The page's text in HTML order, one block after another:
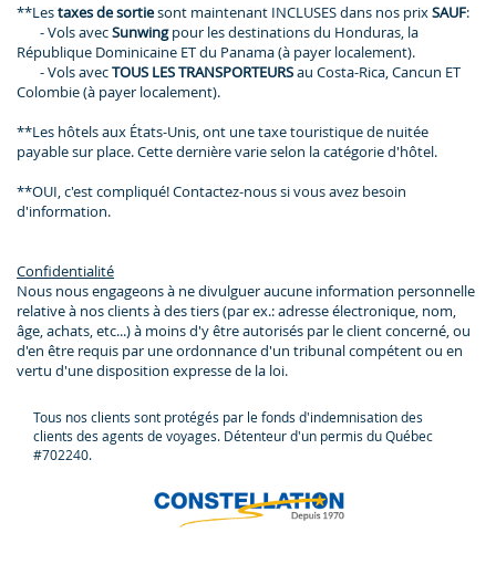
**Lestaxes de sortiesont maintenant INCLUSES dans nos prixSAUF:
- Vols avecSunwingpour les destinations du Honduras, la
République Dominicaine ET du Panama (à payer localement).
- Vols avecTOUS LES TRANSPORTEURSau Costa-Rica, Cancun ET
Colombie (à payer localement).
**Les hôtels aux États-Unis, ont une taxe touristique de nuitée
payable sur place. Cette dernière varie selon la catégorie d'hôtel.
**OUI, c'est compliqué! Contactez-nous si vous avez besoin
d'information.
Confidentialité
Nous nous engageons à ne divulguer aucune information personnelle
relative à nos clients à des tiers (par ex.: adresse électronique, nom,
âge, achats, etc...) à moins d'y être autorisés par le client concerné, ou
d'en être requis par une ordonnance d'un tribunal compétent ou en
vertu d'une disposition expresse de la loi.
Tous nos clients sont protégés par le fonds d'indemnisation des
clients des agents de voyages. Détenteur d'un permis du Québec
#702240.